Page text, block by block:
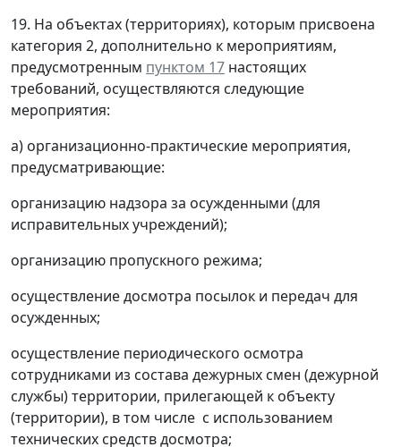
19. На объектах (территориях), которым присвоена
категория 2, дополнительно к мероприятиям,
предусмотренным пунктом 17 настоящих
требований, осуществляются следующие
мероприятия:
а) организационно-практические мероприятия,
предусматривающие:
организацию надзора за осужденными (для
исправительных учреждений);
организацию пропускного режима;
осуществление досмотра посылок и передач для
осужденных;
осуществление периодического осмотра
сотрудниками из состава дежурных смен (дежурной
службы) территории, прилегающей к объекту
(территории), в том числе с использованием
технических средств досмотра;